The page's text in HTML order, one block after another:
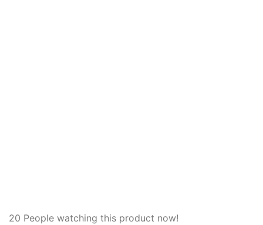
20 People watching this product now!